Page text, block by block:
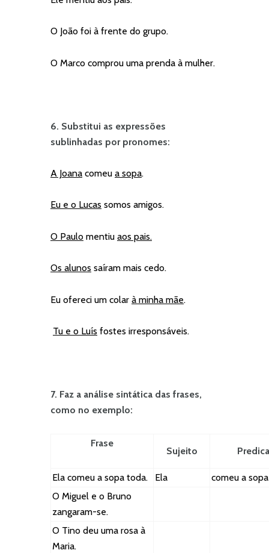
O João foi à frente do grupo.
O Marco comprou uma prenda à mulher.
6. Substitui as expressões
sublinhadas por pronomes:
A Joana comeu a sopa.
Eu e o Lucas somos amigos.
O Paulo mentiu aos pais.
Os alunos saíram mais cedo.
Eu ofereci um colar à minha mãe.
Tu e o Luís fostes irresponsáveis.
7. Faz a análise sintática das frases,
como no exemplo:
Frase
Sujeito
Ela comeu a sopa toda. Ela
comeu a
O Miguel e o Bruno
zangaram-se.
O Tino deu uma rosa à
Maria.